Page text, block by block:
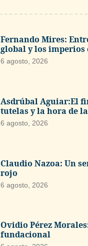
Fernando Mires:
global y los imperios
6 agosto, 2026
Asdrúbal Aguiar:El
tutelas y la hora de
6 agosto, 2026
Claudio Nazoa: Un
rojo
6 agosto, 2026
Ovidio Pérez
fundacional